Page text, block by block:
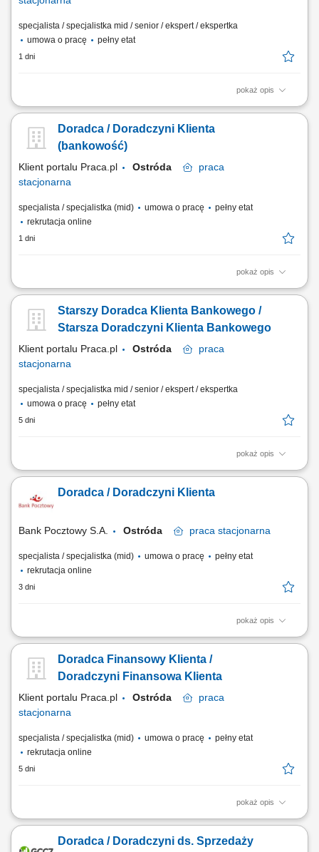
specjalista / specjalistka mid / senior / ekspert / ekspertka
umowa o pracę
pełny etat
1 dni
pokaż opis
Aktywne pozyskiwanie klientów i budowanie z nimi długofalowych
odpowiednich rozwiązań finansowych. Sprzedaż produktów
bankowych, w tym funduszy inwestycyjnych. Operacyjna obsługa
Doradca / Doradczyni Klienta
(bankowość)
Klient portalu Praca.pl Ostróda
praca
stacjonarna
specjalista / specjalistka (mid) umowa o pracę
pełny etat
rekrutacja online
1 dni
pokaż opis
obsługa klientów; utrzymywanie dobrych relacji z klientami; realizacja
firm;
Starszy Doradca Klienta Bankowego /
Starsza Doradczyni Klienta Bankowego
Klient portalu Praca.pl Ostróda
praca
stacjonarna
specjalista / specjalistka mid / senior / ekspert / ekspertka
umowa o pracę
pełny etat
5 dni
pokaż opis
Analiza potrzeb finansowych klientów indywidualnych oraz sektora MŚP
nowych klientów oraz budowanie długoterminowych relacji
biznesowych; Sprzedaż produktów i usług bankowych, w tym funduszy
Doradca / Doradczyni Klienta
Bank Pocztowy S.A. Ostróda praca stacjonarna
specjalista / specjalistka (mid) umowa o pracę
pełny etat
rekrutacja online
3 dni
pokaż opis
Twój zakres obowiązków diagnozowanie potrzeb i oczekiwań Klientów,
sprzedażowych, kształtowanie pozytywnego wizerunku Banku poprzez
wysoką jakość obsługi, operacyjna obsługa Klientów detalicznych,
Doradca Finansowy Klienta /
Doradczyni Finansowa Klienta
Klient portalu Praca.pl Ostróda
praca
stacjonarna
specjalista / specjalistka (mid) umowa o pracę
pełny etat
rekrutacja online
5 dni
pokaż opis
Identyfikowanie potrzeb klientów indywidualnych oraz sektora MŚP i
sprzedaż produktów bankowych i realizacja wyznaczonych celów
Doradca / Doradczyni ds. Sprzedaży